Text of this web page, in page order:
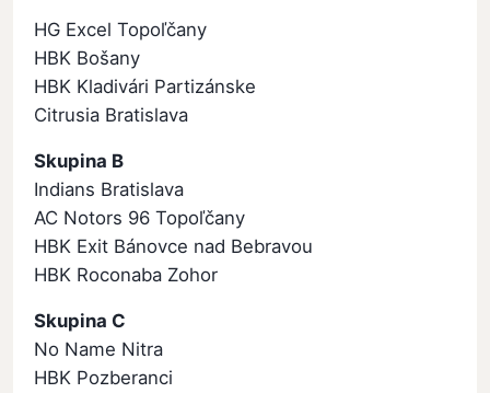
HG Excel Topoľčany
HBK Bošany
HBK Kladivári Partizánske
Citrusia Bratislava
Skupina B
Indians Bratislava
AC Notors 96 Topoľčany
HBK Exit Bánovce nad Bebravou
HBK Roconaba Zohor
Skupina C
No Name Nitra
HBK Pozberanci